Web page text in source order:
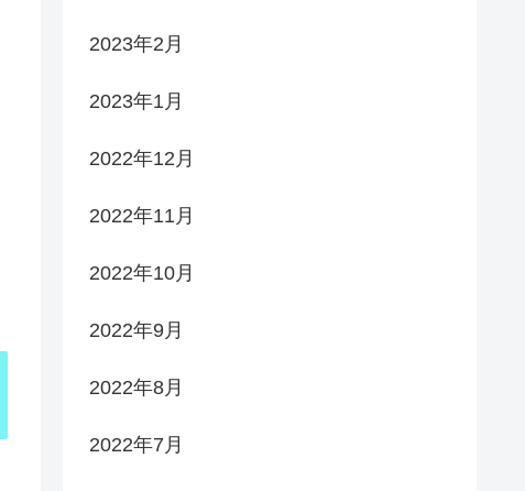
2023年2月
2023年1月
2022年12月
2022年11月
2022年10月
2022年9月
2022年8月
2022年7月